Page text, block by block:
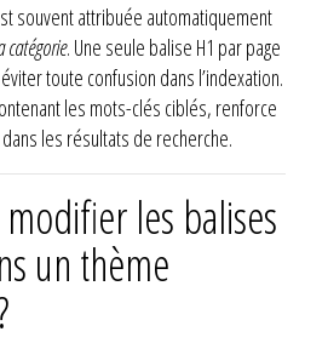
souvent attribuée automatiquement
catégorie. Une seule balise H1 par page
toute confusion dans l’indexation.
les mots-clés ciblés, renforce
les résultats de recherche.
les balises
un thème